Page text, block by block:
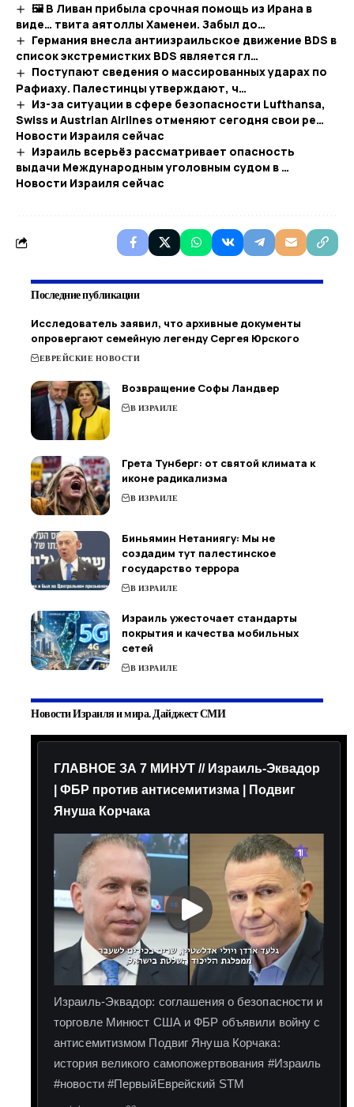
🖼 В Ливан прибыла срочная помощь из Ирана в
виде… твита аятоллы Хаменеи. Забыл до…
Германия внесла антиизраильское движение BDS в
список экстремистких BDS является гл…
Поступают сведения о массированных ударах по
Рафиаху. Палестинцы утверждают, ч…
Из-за ситуации в сфере безопасности Lufthansa,
Swiss и Austrian Airlines отменяют сегодня свои ре…​
Новости Израиля сейчас
Израиль всерьёз рассматривает опасность
выдачи Международным уголовным судом в …​
Новости Израиля сейчас
Последние публикации
Исследователь заявил, что архивные документы
опровергают семейную легенду Сергея Юрского
ЕВРЕЙСКИЕ НОВОСТИ
Возвращение Софы Ландвер
В ИЗРАИЛЕ
Грета Тунберг: от святой климата к
иконе радикализма
В ИЗРАИЛЕ
Биньямин Нетаниягу: Мы не
создадим тут палестинское
государство террора
В ИЗРАИЛЕ
Израиль ужесточает стандарты
покрытия и качества мобильных
сетей
В ИЗРАИЛЕ
Новости Израиля и мира. Дайджест СМИ